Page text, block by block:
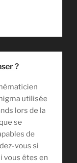
?
utilisée
lors de la
se
de
vous si
vous êtes en